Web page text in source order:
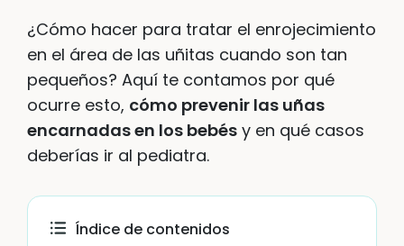
¿Cómo hacer para tratar el enrojecimiento
en el área de las uñitas cuando son tan
pequeños? Aquí te contamos por qué
ocurre esto, cómo prevenir las uñas
encarnadas en los bebés y en qué casos
deberías ir al pediatra.
Índice de contenidos